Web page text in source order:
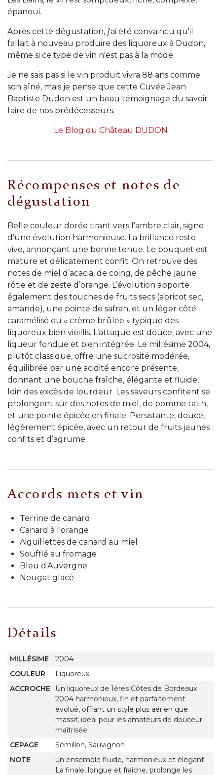
épanoui.
Après cette dégustation, j'ai été convaincu qu'il
fallait à nouveau produire des liquoreux à Dudon,
même si ce type de vin n'est pas à la mode.
Je ne sais pas si le vin produit vivra 88 ans comme
son aîné, mais je pense que cette Cuvée Jean
Baptiste Dudon est un beau témoignage du savoir
faire de nos prédécesseurs.
Le Blog du Château DUDON
Récompenses et notes de
dégustation
Belle couleur dorée tirant vers l’ambre clair, signe
d’une évolution harmonieuse. La brillance reste
vive, annonçant une bonne tenue. Le bouquet est
mature et délicatement confit. On retrouve des
notes de miel d’acacia, de coing, de pêche jaune
rôtie et de zeste d’orange. L’évolution apporte
également des touches de fruits secs (abricot sec,
amande), une pointe de safran, et un léger côté
caramélisé ou « crème brûlée » typique des
liquoreux bien vieillis. L’attaque est douce, avec une
liqueur fondue et bien intégrée. Le millésime 2004,
plutôt classique, offre une sucrosité modérée,
équilibrée par une acidité encore présente,
donnant une bouche fraîche, élégante et fluide,
loin des excès de lourdeur. Les saveurs confitent se
prolongent sur des notes de miel, de pomme tatin,
et une pointe épicée en finale. Persistante, douce,
légèrement épicée, avec un retour de fruits jaunes
confits et d’agrume.
Accords mets et vin
Terrine de canard
Canard à l'orange
Aiguillettes de canard au miel
Soufflé au fromage
Bleu d'Auvergne
Nougat glacé
Détails
MILLÉSIME
2004
COULEUR
Liquoreux
ACCROCHE
Un liquoreux de 1ères Côtes de Bordeaux
2004 harmonieux, fin et parfaitement
évolué, offrant un style plus aérien que
massif, idéal pour les amateurs de douceur
maîtrisée.
CEPAGE
Sémillon, Sauvignon
NOTE
un ensemble fluide, harmonieux et élégant.
La finale, longue et fraîche, prolonge les